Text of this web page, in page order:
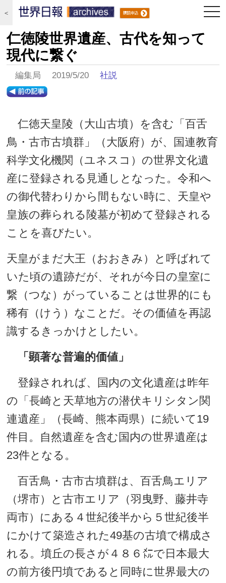
＜
仁徳陵世界遺産、古代を知って
現代に繋ぐ
編集局 2019/5/20社説
仁徳天皇陵（大山古墳）を含む「百舌
鳥・古市古墳群」（大阪府）が、国連教育
科学文化機関（ユネスコ）の世界文化遺
産に登録される見通しとなった。令和へ
の御代替わりから間もない時に、天皇や
皇族の葬られる陵墓が初めて登録される
ことを喜びたい。
天皇がまだ大王（おおきみ）と呼ばれて
いた頃の遺跡だが、それが今日の皇室に
繋（つな）がっていることは世界的にも
稀有（けう）なことだ。その価値を再認
識するきっかけとしたい。
「顕著な普遍的価値」
登録されれば、国内の文化遺産は昨年
の「長崎と天草地方の潜伏キリシタン関
連遺産」（長崎、熊本両県）に続いて19
件目。自然遺産を含む国内の世界遺産は
23件となる。
百舌鳥・古市古墳群は、百舌鳥エリア
（堺市）と古市エリア（羽曳野、藤井寺
両市）にある４世紀後半から５世紀後半
にかけて築造された49基の古墳で構成さ
れる。墳丘の長さが４８６㍍で日本最大
の前方後円墳であると同時に世界最大の